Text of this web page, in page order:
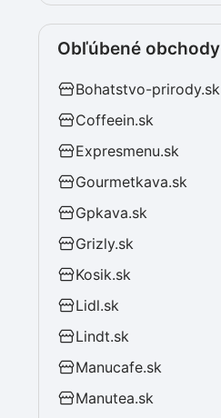
Obľúbené obchody
Bohatstvo-prirody.sk
Coffeein.sk
Expresmenu.sk
Gourmetkava.sk
Gpkava.sk
Grizly.sk
Kosik.sk
Lidl.sk
Lindt.sk
Manucafe.sk
Manutea.sk